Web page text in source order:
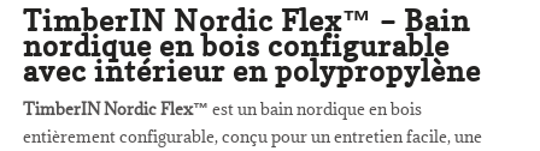
TimberIN Nordic Flex™ – Bain
nordique en bois configurable
avec intérieur en polypropylène
TimberIN Nordic Flex™ est un bain nordique en bois
entièrement configurable, conçu pour un entretien facile, une